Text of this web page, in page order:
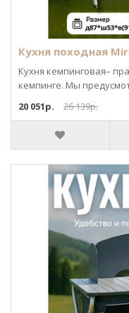
Кухня походная
Кухня кемпинговая–
кемпинге. Мы
20 051р.
26 139р.